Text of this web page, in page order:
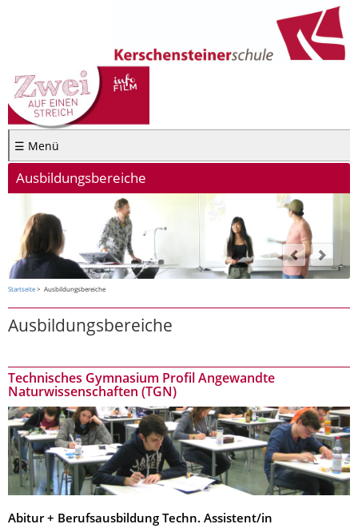
☰ Menü
Ausbildungsbereiche
Startseite Ausbildungsbereiche
Ausbildungsbereiche
Technisches Gymnasium Profil Angewandte
Naturwissenschaften (TGN)
Abitur + Berufsausbildung Techn. Assistent/in